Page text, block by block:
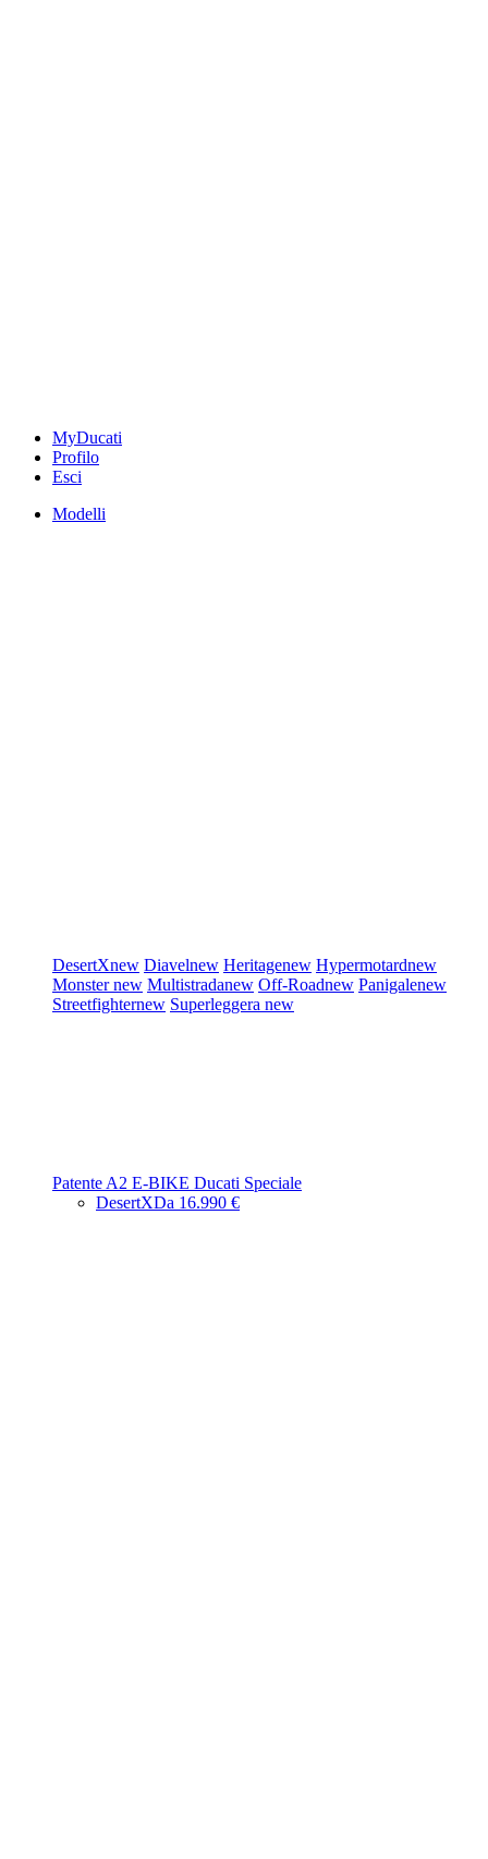
MyDucati
Profilo
Esci
Modelli
DesertXnew Diavelnew Heritagenew Hypermotardnew
Monsternew Multistradanew Off-Roadnew Panigalenew
Streetfighternew Superleggera new
Patente A2 E-BIKE Ducati Speciale
DesertXDa 16.990 €